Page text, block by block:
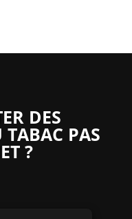
DES
TABAC PAS
?